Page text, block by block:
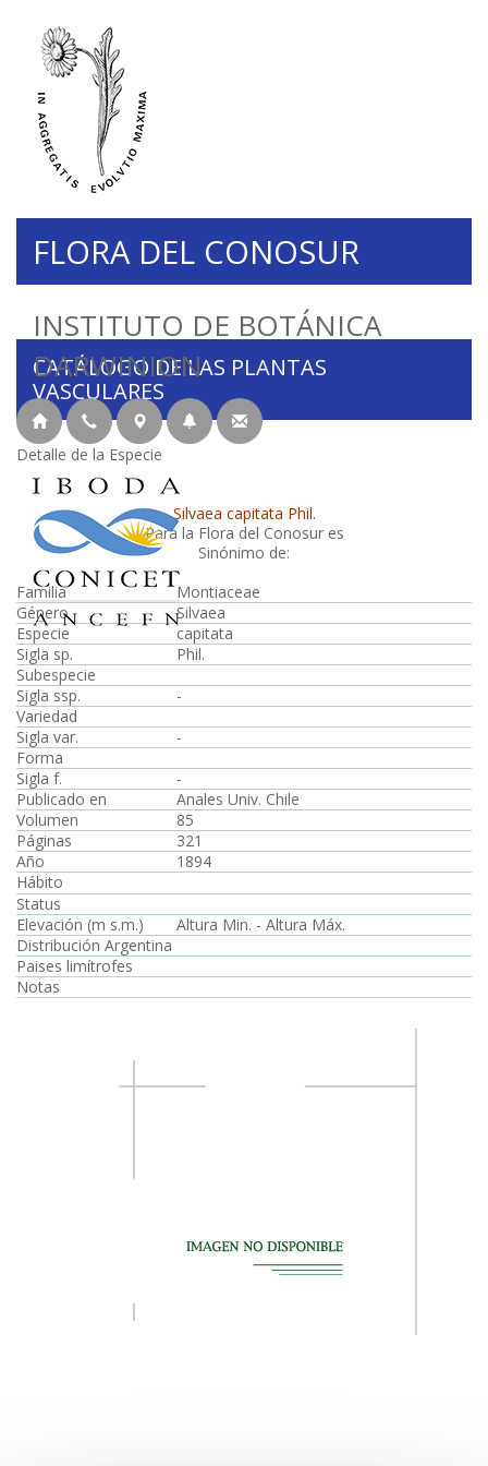
INSTITUTO DE BOTÁNICA
DARWINION
FLORA DEL CONOSUR
CATÁLOGO DE LAS PLANTAS
VASCULARES
Detalle de la Especie
Silvaea capitata Phil.
Para la Flora del Conosur es
Sinónimo de:
Familia
Montiaceae
Género
Silvaea
Especie
capitata
Sigla sp.
Phil.
Subespecie
Sigla ssp.
-
Variedad
Sigla var.
-
Forma
Sigla f.
-
Publicado en
Anales Univ. Chile
Volumen
85
Páginas
321
Año
1894
Hábito
Status
Elevación (m s.m.)
Altura Min. - Altura Máx.
Distribución Argentina
Paises limítrofes
Notas